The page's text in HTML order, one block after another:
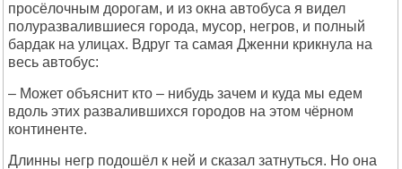
просёлочным дорогам, и из окна автобуса я видел
полуразвалившиеся города, мусор, негров, и полный
бардак на улицах. Вдруг та самая Дженни крикнула на
весь автобус:
– Может объяснит кто – нибудь зачем и куда мы едем
вдоль этих развалившихся городов на этом чёрном
континенте.
Длинны негр подошёл к ней и сказал затнуться. Но она